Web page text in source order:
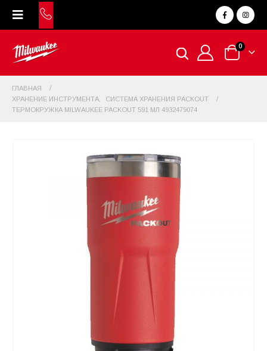
0
ГЛАВНАЯ
ХРАНЕНИЕ ИНСТРУМЕНТА
СИСТЕМА ХРАНЕНИЯ PACKOUT
ТЕРМОКРУЖКА MILWAUKEE PACKOUT 591 МЛ 4932479074